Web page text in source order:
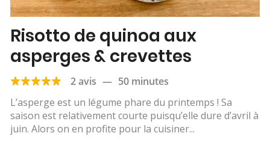
Risotto de quinoa aux
asperges & crevettes
2 avis — 50 minutes
L’asperge est un légume phare du printemps ! Sa
saison est relativement courte puisqu’elle dure d’avril à
juin. Alors on en profite pour la cuisiner...